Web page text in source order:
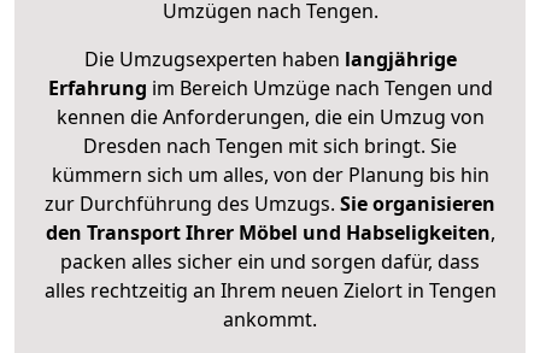
Umzügen nach Tengen.
Die Umzugsexperten haben langjährige
Erfahrung im Bereich Umzüge nach Tengen und
kennen die Anforderungen, die ein Umzug von
Dresden nach Tengen mit sich bringt. Sie
kümmern sich um alles, von der Planung bis hin
zur Durchführung des Umzugs. Sie organisieren
den Transport Ihrer Möbel und Habseligkeiten,
packen alles sicher ein und sorgen dafür, dass
alles rechtzeitig an Ihrem neuen Zielort in Tengen
ankommt.